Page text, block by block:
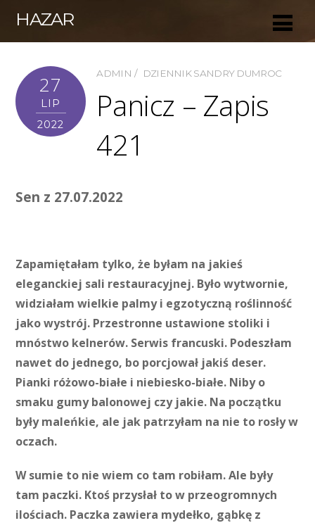
HAZAR
27
LIP
2022
ADMIN DZIENNIK SANDRY DUMROC
Panicz – Zapis
421
Sen z 27.07.2022
Zapamiętałam tylko, że byłam na jakieś
eleganckiej sali restauracyjnej. Było wytwornie,
widziałam wielkie palmy i egzotyczną roślinność
jako wystrój. Przestronne ustawione stoliki i
mnóstwo kelnerów. Serwis francuski. Podeszłam
nawet do jednego, bo porcjował jakiś deser.
Pianki różowo-białe i niebiesko-białe. Niby o
smaku gumy balonowej czy jakie. Na początku
były maleńkie, ale jak patrzyłam na nie to rosły w
oczach.
W sumie to nie wiem co tam robiłam. Ale były
tam paczki. Ktoś przysłał to w przeogromnych
ilościach. Paczka zawiera mydełko, gąbkę z